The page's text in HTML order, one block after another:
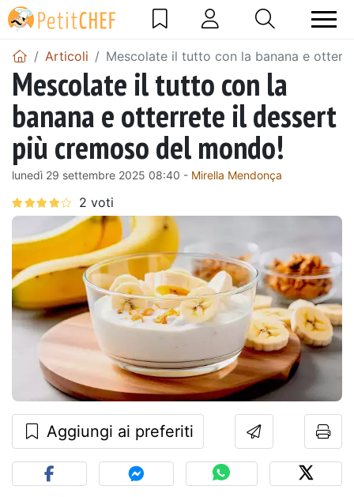
Articoli Mescolate il tutto con la banana e
Mescolate il tutto con la
banana e otterrete il dessert
più cremoso del mondo!
lunedì 29 settembre 2025 08:40 - Mirella Mendonça
Aggiungi ai preferiti